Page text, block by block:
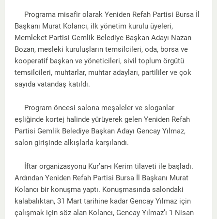
Programa misafir olarak Yeniden Refah Partisi Bursa İl
Başkanı Murat Kolancı, ilk yönetim kurulu üyeleri,
Memleket Partisi Gemlik Belediye Başkan Adayı Nazan
Bozan, mesleki kuruluşların temsilcileri, oda, borsa ve
kooperatif başkan ve yöneticileri, sivil toplum örgütü
temsilcileri, muhtarlar, muhtar adayları, partililer ve çok
sayıda vatandaş katıldı.
Program öncesi salona meşaleler ve sloganlar
eşliğinde kortej halinde yürüyerek gelen Yeniden Refah
Partisi Gemlik Belediye Başkan Adayı Gencay Yılmaz,
salon girişinde alkışlarla karşılandı.
İftar organizasyonu Kur’an-ı Kerim tilaveti ile başladı.
Ardından Yeniden Refah Partisi Bursa İl Başkanı Murat
Kolancı bir konuşma yaptı. Konuşmasında salondaki
kalabalıktan, 31 Mart tarihine kadar Gencay Yılmaz için
çalışmak için söz alan Kolancı, Gencay Yılmaz’ı 1 Nisan